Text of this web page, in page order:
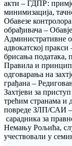
акти – ГДПР:
минимизација,
Обавезе
обрађивача –
Административне
адвокатској
брисања података,
Правила и
одговарања на
грађана –
Захтјеви за
трећим странама и
повреде ЗЛП/САИ –
сарадника за
Немању Рољића,
учествовали у